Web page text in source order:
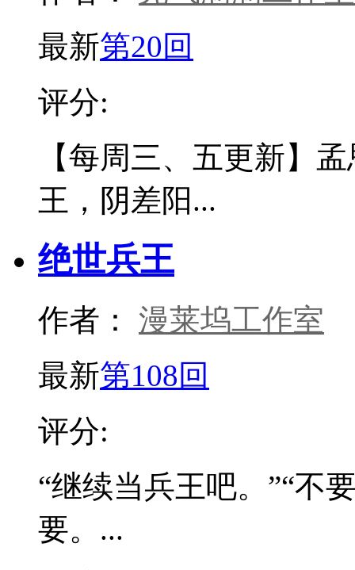
最新第20回
评分:
【每周三、五更新】
王，阴差阳...
绝世兵王
作者：
漫莱坞工作室
最新第108回
评分:
“继续当兵王吧。”“不
要。...